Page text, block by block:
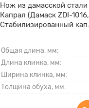
Нож из дамасской стали
Капрал (Дамаск ZDI-1016,
Стабилизированный кап
Общая длина, мм:
Длина клинка, мм:
Ширина клинка, мм:
Толщина обуха, мм: